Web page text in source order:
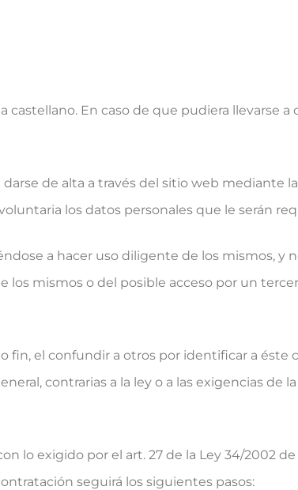
En caso de que pudiera llevarse a
de alta a través del sitio web mediante
los datos personales que le serán
a hacer uso diligente de los mismos, y
los mismos o del posible acceso por un
fin, el confundir a otros por identificar a éste
contrarias a la ley o a las exigencias de
lo exigido por el art. 27 de la Ley 34/2002 de
seguirá los siguientes pasos: